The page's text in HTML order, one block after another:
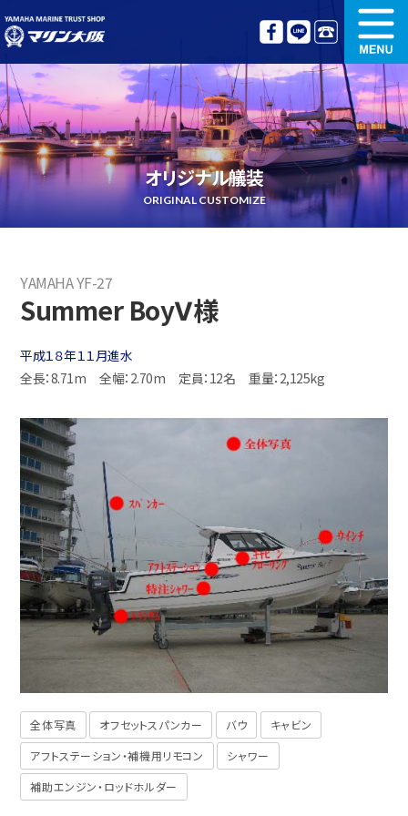
新艇情報 中古艇情報
オリジナル艤装 ボート免許講習
更新講習 クルージング情報
オリジナル艤装
ORIGINAL CUSTOMIZE
YAMAHA YF-27
Summer BoyⅤ様
平成１８年１１月進水
全長：8.71m
全幅：2.70m 定員：12名 重量：2,125kg
全体写真 オフセットスパンカー バウ
キャビン
アフトステーション・補機用リモコン
シャワー
補助エンジン・ロッドホルダー